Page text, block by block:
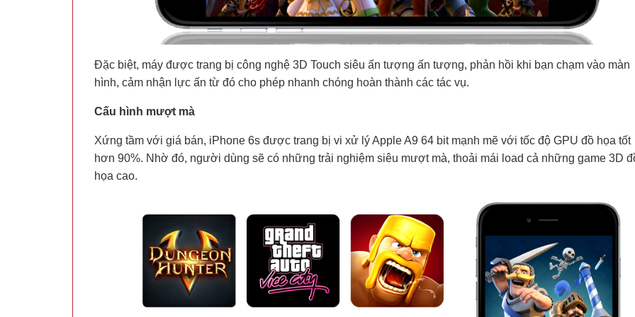
Đặc biệt, máy được trang bị công nghệ 3D Touch siêu ấn tượng ấn tượng, phản hồi khi bạn chạm vào màn
hình, cảm nhận lực ấn từ đó cho phép nhanh chóng hoàn thành các tác vụ.
Cấu hình mượt mà
Xứng tầm với giá bán, iPhone 6s được trang bị vi xử lý Apple A9 64 bit mạnh mẽ với tốc độ GPU đồ họa tốt
hơn 90%. Nhờ đó, người dùng sẽ có những trải nghiệm siêu mượt mà, thoải mái load cả những game 3D
họa cao.